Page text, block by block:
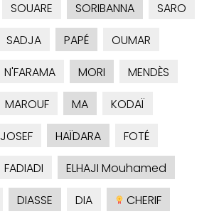
SOUARE SORIBANNA
SARO
SADJA PAPÉ
OUMAR
N'FARAMA MORI
MENDÈS
MAROUF MA
KODAÏ
JOSEF HAÏDARA
FOTÉ
FADIADI
ELHAJI Mouhamed
DIASSE DIA
CHERIF